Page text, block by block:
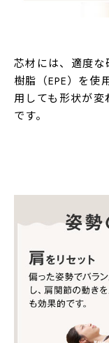
芯材には、適度
樹脂（EPE）を
用しても形状が
です。